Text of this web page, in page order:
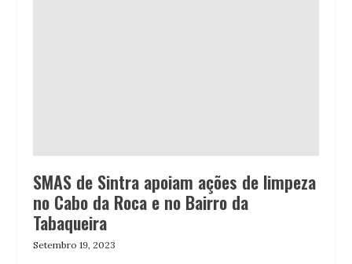
SMAS de Sintra apoiam ações de limpeza
no Cabo da Roca e no Bairro da
Tabaqueira
Setembro 19, 2023